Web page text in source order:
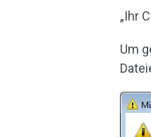
„Ihr
Um